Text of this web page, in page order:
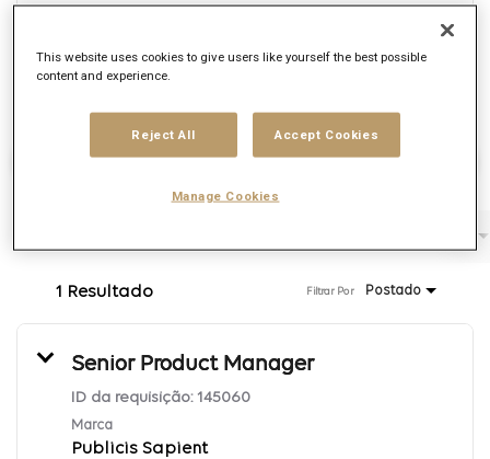
access_time
Distância
Encontrar Vagas
1 Resultado Postado
Filtrar Por
Senior Product Manager
ID da requisição: 145060
Marca
Publicis Sapient
This website uses cookies to give users like yourself the best possible
content and experience.
Reject All Accept Cookies
Manage Cookies